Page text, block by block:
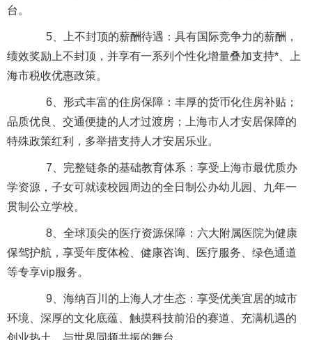
台。
5、上不封顶的薪酬待遇：具有国际竞争力的薪酬，
绩效奖励上不封顶，并享有一系列个性化增量叠加支持*、上
海市税收优惠政策。
6、形式丰富的住房保障：丰厚的货币化住房补贴；
品质优良、交通便捷的人才过渡房；上海市人才安居保障的
特殊政策红利，多举措支持人才安居乐业。
7、完整链条的基础教育体系：享受上海市最优质办
学资源，子女可就读校园周边的全日制公办幼儿园、九年一
贯制公立学校。
8、全球顶尖的医疗资源保障：六大附属医院为健康
保驾护航，享受年度体检、健康咨询、医疗服务、绿色通道
等专享vip服务。
9、海纳百川的上海人才生态 ： 享受优美宜居的城市
环境、深厚的文化底蕴、触摸科技前沿的赛道、充满机遇的
创业热土、与世界同频共振的舞台。